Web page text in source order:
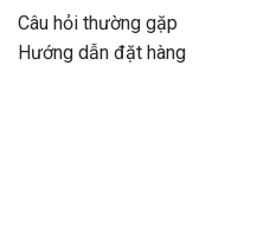
Câu hỏi thường gặp
Hướng dẫn đặt hàng